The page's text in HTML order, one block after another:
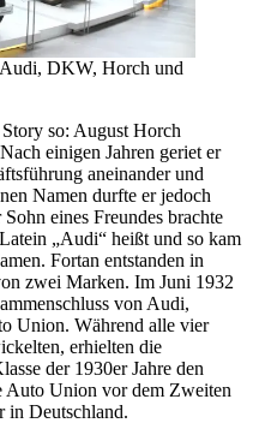
DKW, Horch und
so: August Horch
einigen Jahren geriet er
aneinander und
Namen durfte er jedoch
eines Freundes brachte
„Audi“ heißt und so kam
Fortan entstanden in
zwei Marken. Im Juni 1932
von Audi,
Union. Während alle vier
erhielten die
der 1930er Jahre den
Auto Union vor dem Zweiten
in Deutschland.